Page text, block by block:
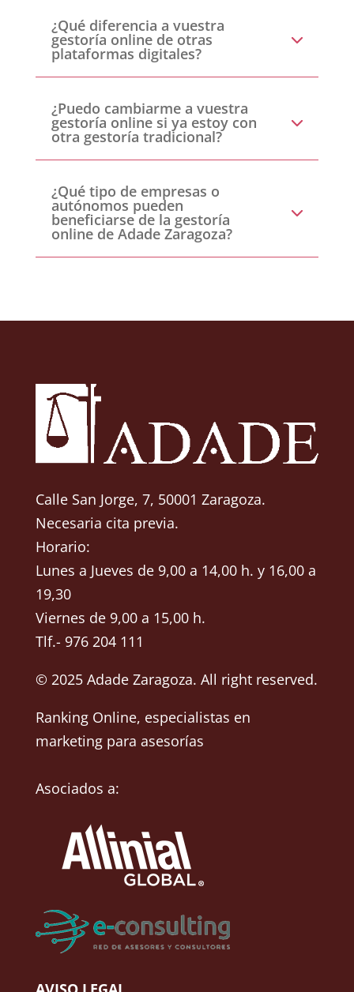
¿Qué diferencia a vuestra
gestoría online de otras
plataformas digitales?
¿Puedo cambiarme a vuestra
gestoría online si ya estoy con
otra gestoría tradicional?
¿Qué tipo de empresas o
autónomos pueden
beneficiarse de la gestoría
online de Adade Zaragoza?
Calle San Jorge, 7, 50001 Zaragoza.
Necesaria cita previa.
Horario:
Lunes a Jueves de 9,00 a 14,00 h. y 16,00 a
19,30
Viernes de 9,00 a 15,00 h.
Tlf.- 976 204 111
© 2025 Adade Zaragoza. All right reserved.
Ranking Online, especialistas en
marketing para asesorías
Asociados a: